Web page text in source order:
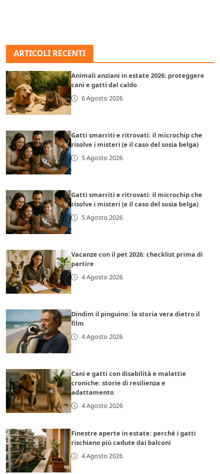
ARTICOLI RECENTI
Animali anziani in estate 2026: proteggere
cani e gatti dal caldo
6 Agosto 2026
Gatti smarriti e ritrovati: il microchip che
risolve i misteri (e il caso del sosia belga)
5 Agosto 2026
Gatti smarriti e ritrovati: il microchip che
risolve i misteri (e il caso del sosia belga)
5 Agosto 2026
Vacanze con il pet 2026: checklist prima di
partire
4 Agosto 2026
Dindim il pinguino: la storia vera dietro il
film
4 Agosto 2026
Cani e gatti con disabilità e malattie
croniche: storie di resilienza e
adattamento
4 Agosto 2026
Finestre aperte in estate: perché i gatti
rischiano più cadute dai balconi
4 Agosto 2026